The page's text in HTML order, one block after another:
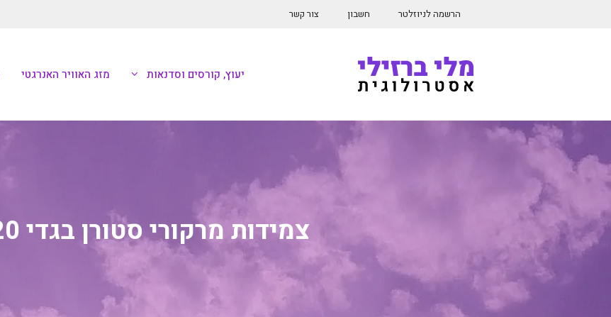
הרשמה לניוזלטר חשבון צור קשר
יעוץ, קורסים וסדנאות מזג האוויר האנרגטי
צמידות מרקורי סטורן בגדי 2020